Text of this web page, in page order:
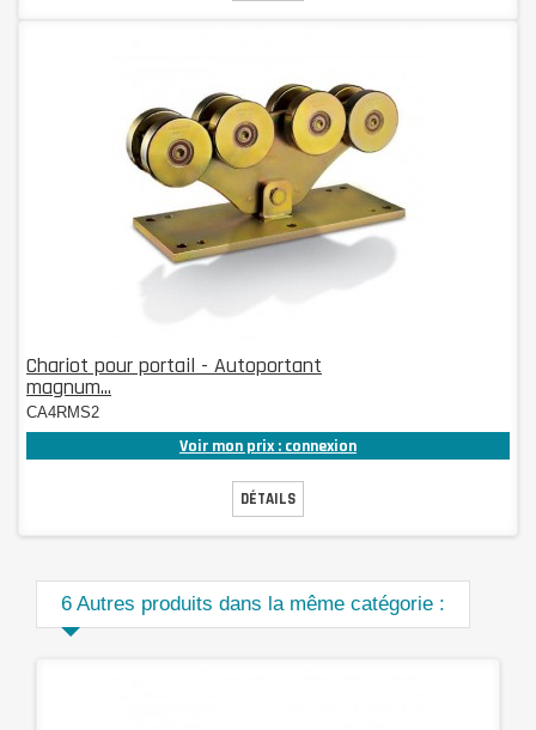
Chariot pour portail - Autoportant
magnum...
CA4RMS2
Voir mon prix : connexion
DÉTAILS
6 Autres produits dans la même catégorie :